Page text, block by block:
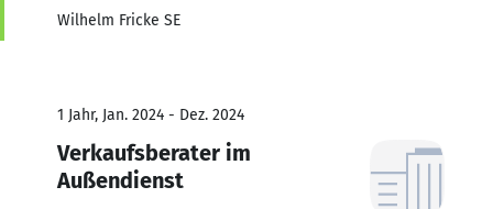
Wilhelm Fricke SE
1 Jahr, Jan. 2024 - Dez. 2024
Verkaufsberater im
Außendienst